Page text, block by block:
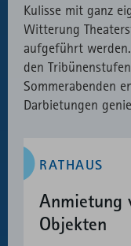
Kulisse mit ganz
Witterung
aufgeführt
den
Sommerabenden
Darbietungen
RATHAUS
Anmietung
Objekten